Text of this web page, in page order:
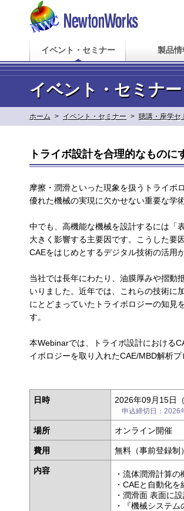
イベント・セミナー 製品情
イベント・セミナー
ホーム > イベント・セミナー > 聴講・座学セ
トライボ設計を合理的なものに
摩擦・潤滑といった現象を扱うトライボ
優れた機械の実現に欠かせない重要な学
中でも、高機能な機械を設計するには「
大きく影響する主要因です。こうした要
CAEをはじめとするデジタル技術の活用
当社では長年にわたり、油膜厚みや摺動
いりました。近年では、これらの技術に
にとどまっていたトライボロジーの知見
す。
本Webinarでは、トライボ設計における
イボロジーを取り入れたCAE/MBD解析
日時 2026年09月15日
申込締切日：2026
場所 オンライン開催
費用 無料（事前登録制）
内容
・流体潤滑計算の
・CAEと自動化
・潤滑面 表面に
・『機械システ